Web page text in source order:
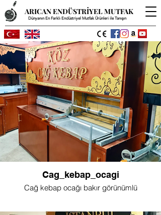
Dünyanın En Farklı Endüstriyel Mutfak Ürünleri ile Tanışın
ARICAN ENDÜSTRİYEL MUTFAK
Cag_kebap_ocagi
Cağ kebap ocağı bakır görünümlü